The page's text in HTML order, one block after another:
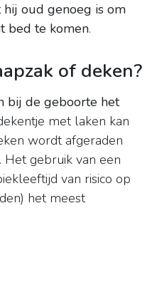
oud genoeg is om
bed te komen.
of deken?
bij de geboorte het
met laken kan
wordt afgeraden
gebruik van een
van risico op
het meest